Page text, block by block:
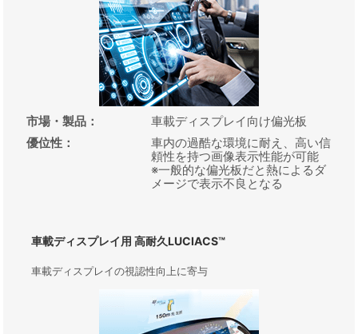
市場・製品 ：
車載ディスプレイ向け偏光板
優位性 ：
車内の過酷な環境に耐え、高い信
頼性を持つ画像表示性能が可能
※一般的な偏光板だと熱によるダ
メージで表示不良となる
車載ディスプレイ用 高耐久LUCIACS™
車載ディスプレイの視認性向上に寄与